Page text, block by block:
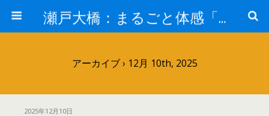
瀬戸大橋：まるごと体感「瀬戸大橋」見て・きいて 新鮮な感動を－JB本四高速－
アーカイブ › 12月 10th, 2025
2025年12月10日